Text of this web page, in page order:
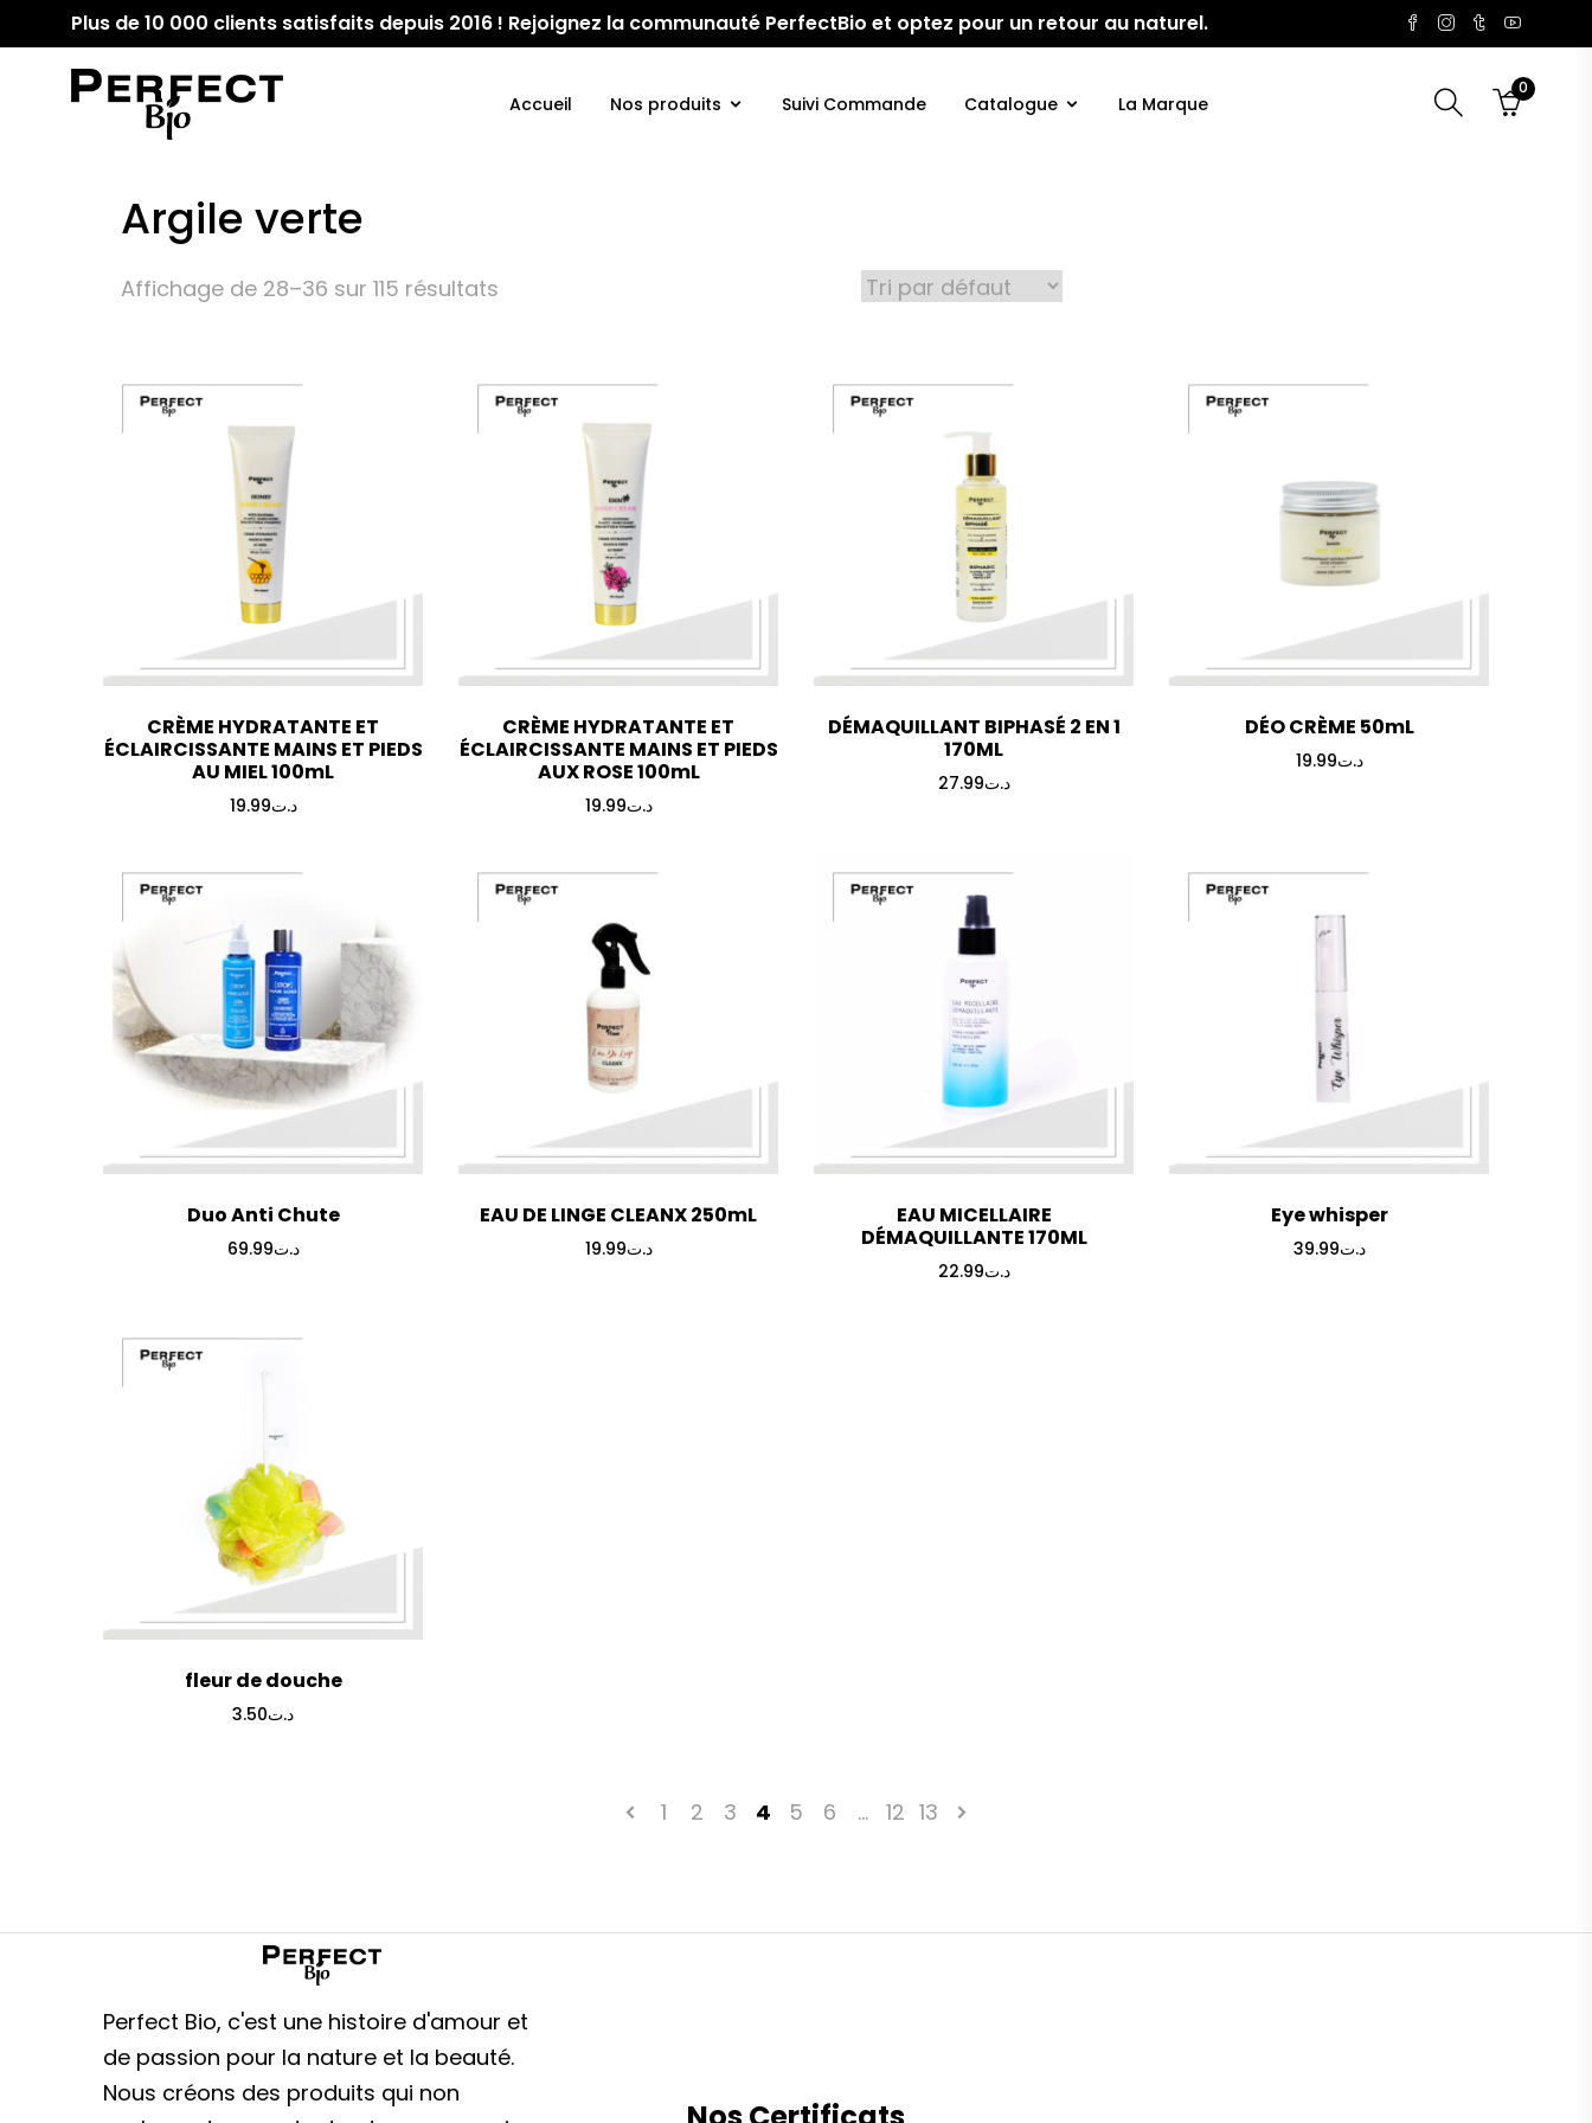
Plus de 10 000 clients satisfaits depuis 2016 ! Rejoignez la communauté PerfectBio et optez pour un retour au naturel.
Accueil Nos produits Suivi Commande Catalogue La Marque
0
Argile verte
Affichage de 28–36 sur 115 résultats
CRÈME HYDRATANTE ET
ÉCLAIRCISSANTE MAINS ET PIEDS
AU MIEL 100mL
د.ت19.99
CRÈME HYDRATANTE ET
ÉCLAIRCISSANTE MAINS ET PIEDS
AUX ROSE 100mL
د.ت19.99
DÉMAQUILLANT BIPHASÉ 2 EN 1
170ML
د.ت27.99
DÉO CRÈME 50mL
د.ت19.99
Duo Anti Chute
د.ت69.99
EAU DE LINGE CLEANX 250mL
د.ت19.99
EAU MICELLAIRE
DÉMAQUILLANTE 170ML
د.ت22.99
Eye whisper
د.ت39.99
fleur de douche
د.ت3.50
1 2 3 4 5 6 … 12 13
Perfect Bio, c'est une histoire d'amour et
de passion pour la nature et la beauté.
Nous créons des produits qui non